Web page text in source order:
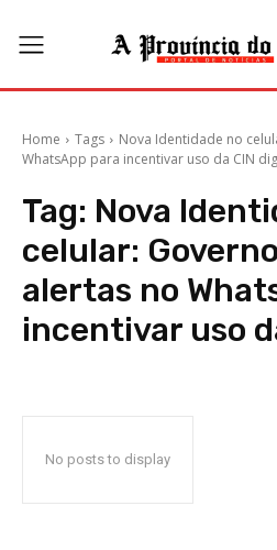
Home Tags
Nova Identidade no
WhatsApp para incentivar uso da CIN
Tag: Nova
celular:
alertas no
incentivar uso
No posts to display